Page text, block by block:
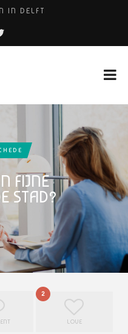
IN DELFT
￼
SPOT!
FIJNE
STAD?
2
LOVE